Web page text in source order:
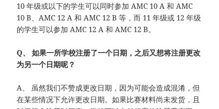
10 年级或以下的学生可以同时参加 AMC 10 A 和 AMC
10 B、AMC 12 A 和 AMC 12 B 等，而 11 年级或 12 年级
的学生可以参加 AMC 12 A 和 AMC 12 B。
Q、 如果一所学校注册了一个日期，之后又想将注册更改
为另一个日期呢？
A、 虽然我们不赞成更改日期，因为可能会造成混淆，但
在某些情况下允许更改日期。如果比赛材料尚未发货，且